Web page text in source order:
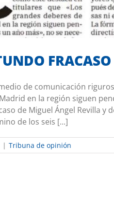
de comunicación
en la región siguen
de Miguel Ángel Revilla y
de los seis [...]
| Tribuna de opinión